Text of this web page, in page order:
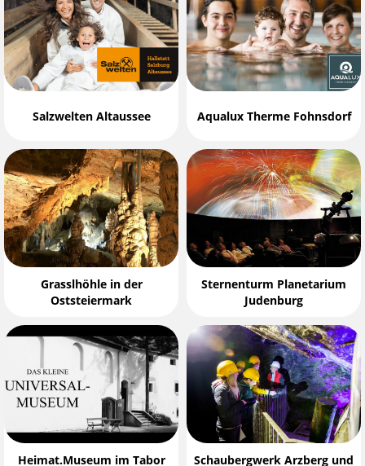
Salzwelten Altaussee Aqualux Therme Fohnsdorf
Grasslhöhle in der
Oststeiermark
Sternenturm Planetarium
Judenburg
Heimat.Museum im Tabor Schaubergwerk Arzberg und